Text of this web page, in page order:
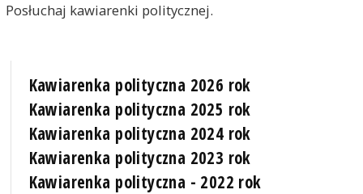
Posłuchaj kawiarenki politycznej.
Kawiarenka polityczna 2026 rok
Kawiarenka polityczna 2025 rok
Kawiarenka polityczna 2024 rok
Kawiarenka polityczna 2023 rok
Kawiarenka polityczna - 2022 rok